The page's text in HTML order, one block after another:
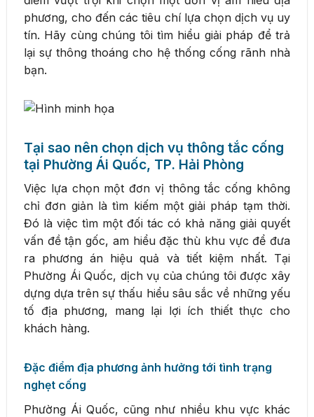
phương, cho đến các tiêu chí lựa chọn dịch vụ uy
tín. Hãy cùng chúng tôi tìm hiểu giải pháp để trả
lại sự thông thoáng cho hệ thống cống rãnh nhà
bạn.
Tại sao nên chọn dịch vụ thông tắc cống
tại Phường Ái Quốc, TP. Hải Phòng
Việc lựa chọn một đơn vị thông tắc cống không
chỉ đơn giản là tìm kiếm một giải pháp tạm thời.
Đó là việc tìm một đối tác có khả năng giải quyết
vấn đề tận gốc, am hiểu đặc thù khu vực để đưa
ra phương án hiệu quả và tiết kiệm nhất. Tại
Phường Ái Quốc, dịch vụ của chúng tôi được xây
dựng dựa trên sự thấu hiểu sâu sắc về những yếu
tố địa phương, mang lại lợi ích thiết thực cho
khách hàng.
Đặc điểm địa phương ảnh hưởng tới tình trạng
nghẹt cống
Phường Ái Quốc, cũng như nhiều khu vực khác